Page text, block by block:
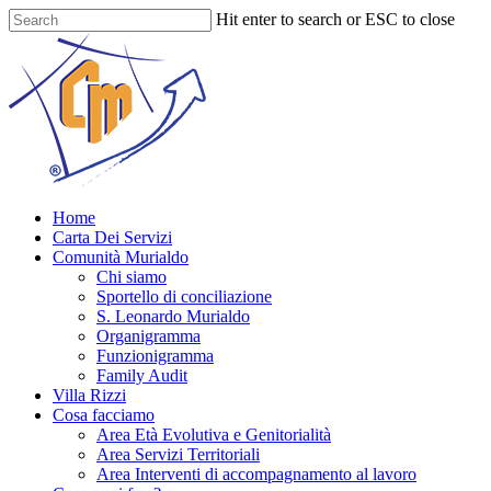
Skip
to
content
Hit enter to search or ESC to close
Menu
Home
Carta Dei Servizi
Comunità Murialdo
Chi siamo
Sportello di conciliazione
S. Leonardo Murialdo
Organigramma
Funzionigramma
Family Audit
Villa Rizzi
Cosa facciamo
Area Età Evolutiva e Genitorialità
Area Servizi Territoriali
Area Interventi di accompagnamento al lavoro